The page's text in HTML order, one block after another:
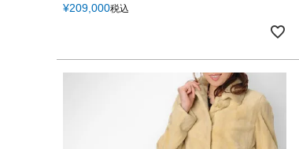
¥209,000税込